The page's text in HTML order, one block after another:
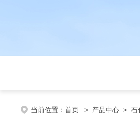
当前位置： 首页 > 产品中心 > 石